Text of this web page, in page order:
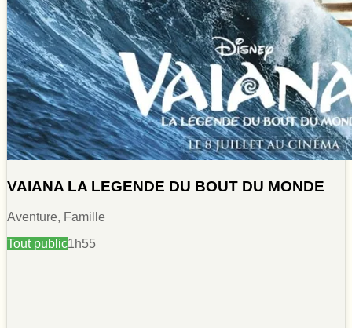
VAIANA LA LEGENDE DU BOUT DU MONDE
Aventure, Famille
Tout public1h55